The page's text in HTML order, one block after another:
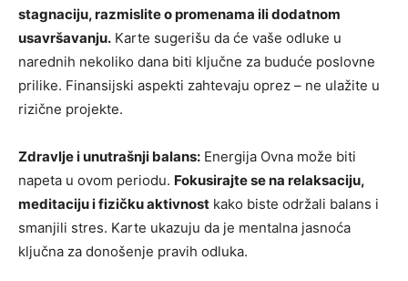
stagnaciju, razmislite o promenama ili dodatnom
usavršavanju. Karte sugerišu da će vaše odluke u
narednih nekoliko dana biti ključne za buduće poslovne
prilike. Finansijski aspekti zahtevaju oprez – ne ulažite u
rizične projekte.
Zdravlje i unutrašnji balans: Energija Ovna može biti
napeta u ovom periodu. Fokusirajte se na relaksaciju,
meditaciju i fizičku aktivnost kako biste održali balans i
smanjili stres. Karte ukazuju da je mentalna jasnoća
ključna za donošenje pravih odluka.